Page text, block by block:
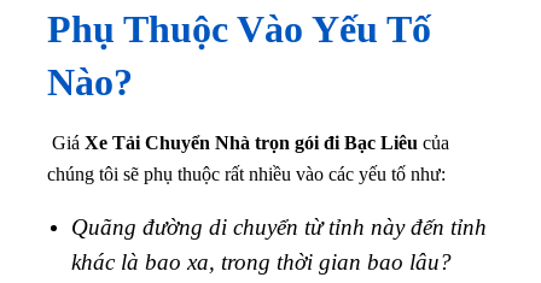
Phụ Thuộc Vào Yếu Tố
Nào?
Giá Xe Tải Chuyển Nhà trọn gói đi Bạc Liêu của
chúng tôi sẽ phụ thuộc rất nhiều vào các yếu tố như:
Quãng đường di chuyển từ tỉnh này đến tỉnh
khác là bao xa, trong thời gian bao lâu?